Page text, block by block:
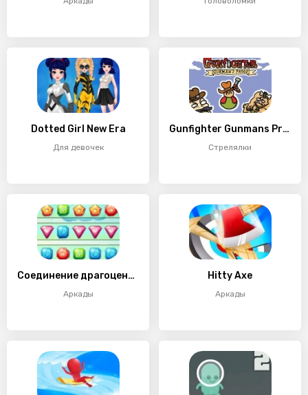
Dotted Girl New Era
Для девочек
Gunfighter Gunmans Proof
Стрелялки
Соединение драгоценных камней
Аркады
Hitty Axe
Аркады